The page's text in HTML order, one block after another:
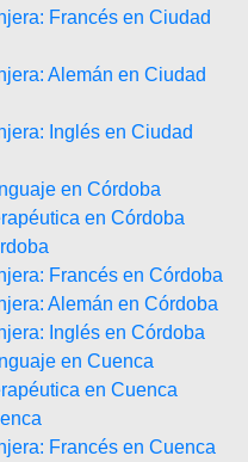
Francés en Ciudad
Alemán en Ciudad
Inglés en Ciudad
en Córdoba
en Córdoba
Francés en Córdoba
Alemán en Córdoba
Inglés en Córdoba
en Cuenca
en Cuenca
Francés en Cuenca